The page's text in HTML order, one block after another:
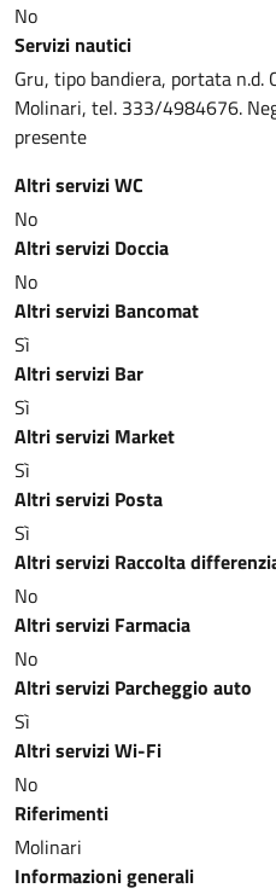
No
Servizi nautici
Gru, tipo bandiera, portata n.d.
Molinari, tel. 333/4984676.
presente
Altri servizi WC
No
Altri servizi Doccia
No
Altri servizi Bancomat
Sì
Altri servizi Bar
Sì
Altri servizi Market
Sì
Altri servizi Posta
Sì
Altri servizi Raccolta
No
Altri servizi Farmacia
No
Altri servizi Parcheggio auto
Sì
Altri servizi Wi-Fi
No
Riferimenti
Molinari
Informazioni generali